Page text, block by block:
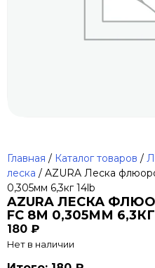
Главная / Каталог товаров /
леска / AZURA Леска
0,305мм 6,3кг 14lb
AZURA ЛЕСКА
FC 8М 0,305ММ 6,3КГ
180 ₽
Нет в наличии